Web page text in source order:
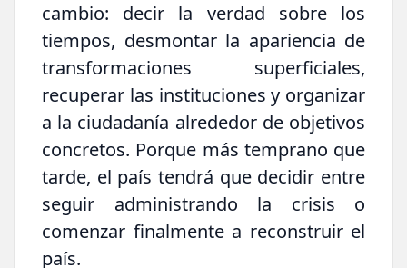
cambio: decir la verdad sobre los
tiempos, desmontar la apariencia de
transformaciones superficiales,
recuperar las instituciones y organizar
a la ciudadanía alrededor de objetivos
concretos. Porque más temprano que
tarde, el país tendrá que decidir entre
seguir administrando la crisis o
comenzar finalmente a reconstruir el
país.